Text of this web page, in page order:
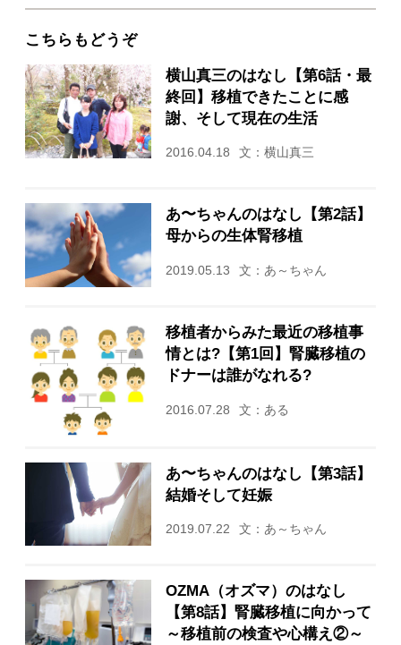
こちらもどうぞ
横山真三のはなし【第6話・最
終回】移植できたことに感
謝、そして現在の生活
2016.04.18 文：横山真三
あ〜ちゃんのはなし【第2話】
母からの生体腎移植
2019.05.13 文：あ～ちゃん
移植者からみた最近の移植事
情とは?【第1回】腎臓移植の
ドナーは誰がなれる?
2016.07.28 文：ある
あ〜ちゃんのはなし【第3話】
結婚そして妊娠
2019.07.22 文：あ～ちゃん
OZMA（オズマ）のはなし
【第8話】腎臓移植に向かって
～移植前の検査や心構え②～